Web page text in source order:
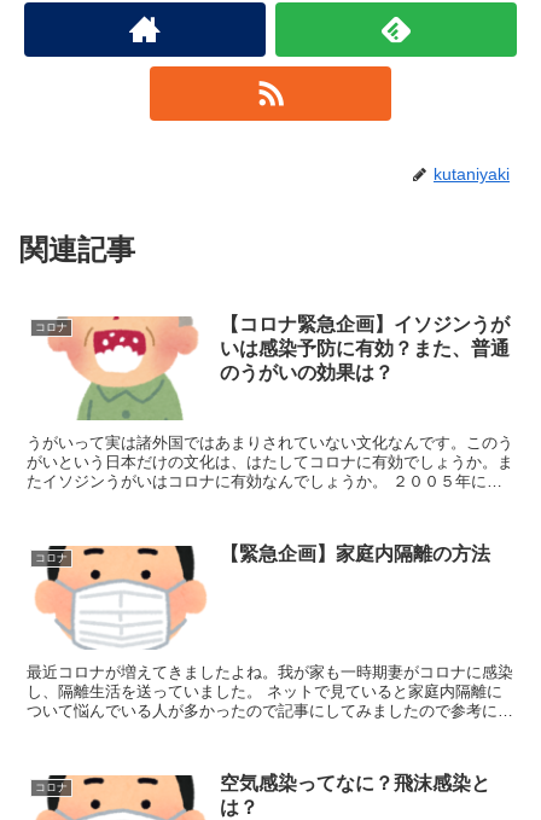
kutaniyaki
関連記事
コロナ
【コロナ緊急企画】イソジンうが
いは感染予防に有効？また、普通
のうがいの効果は？
うがいって実は諸外国ではあまりされていない文化なんです。このう
がいという日本だけの文化は、はたしてコロナに有効でしょうか。ま
たイソジンうがいはコロナに有効なんでしょうか。 ２００５年に米
コロナ 【緊急企画】家庭内隔離の方法
最近コロナが増えてきましたよね。我が家も一時期妻がコロナに感染
し、隔離生活を送っていました。 ネットで見ていると家庭内隔離に
ついて悩んでいる人が多かったので記事にしてみましたので参考にし
コロナ
空気感染ってなに？飛沫感染と
は？